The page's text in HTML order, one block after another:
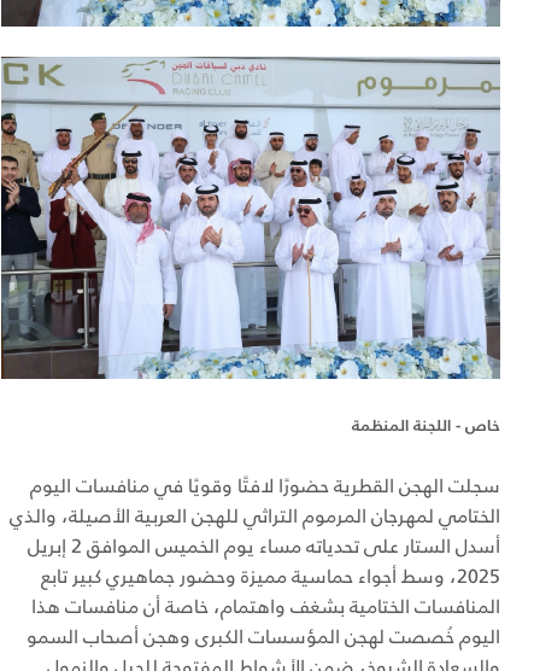
خاص - اللجنة المنظمة
سجلت الهجن القطرية حضورًا لافتًا وقويًا في منافسات اليوم
الختامي لمهرجان المرموم التراثي للهجن العربية الأصيلة، والذي
أسدل الستار على تحدياته مساء يوم الخميس الموافق 2 إبريل
2025، وسط أجواء حماسية مميزة وحضور جماهيري كبير تابع
المنافسات الختامية بشغف واهتمام، خاصة أن منافسات هذا
اليوم خُصصت لهجن المؤسسات الكبرى وهجن أصحاب السمو